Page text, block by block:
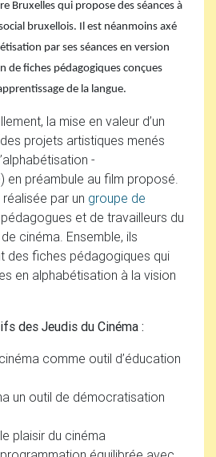
Bruxelles qui propose des séances à
bruxellois. Il est néanmoins axé
par ses séances en version
de fiches pédagogiques conçues
de la langue.
la mise en valeur d’un
projets artistiques menés
-
) en préambule au film proposé.
par un groupe de
et de travailleurs du
cinéma. Ensemble, ils
des fiches pédagogiques qui
en alphabétisation à la vision
des Jeudis du Cinéma :
comme outil d’éducation
un outil de démocratisation
plaisir du cinéma